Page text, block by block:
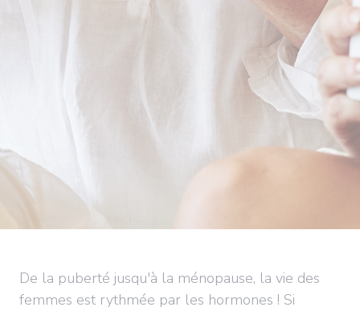
De la puberté jusqu'à la ménopause, la vie des
femmes est rythmée par les hormones ! Si